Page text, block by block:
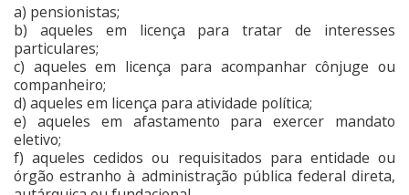
a) pensionistas;
b) aqueles em licença para tratar de interesses
particulares;
c) aqueles em licença para acompanhar cônjuge ou
companheiro;
d) aqueles em licença para atividade política;
e) aqueles em afastamento para exercer mandato
eletivo;
f) aqueles cedidos ou requisitados para entidade ou
órgão estranho à administração pública federal direta,